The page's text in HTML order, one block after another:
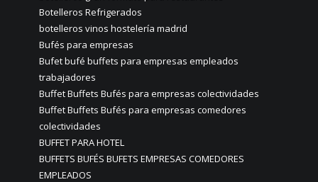
Botelleros Refrigerados
botelleros vinos hostelería madrid
Bufés para empresas
Bufet bufé buffets para empresas empleados
trabajadores
Buffet Buffets Bufés para empresas colectividades
Buffet Buffets Bufés para empresas comedores
colectividades
BUFFET PARA HOTEL
BUFFETS BUFÉS BUFETS EMPRESAS COMEDORES
EMPLEADOS